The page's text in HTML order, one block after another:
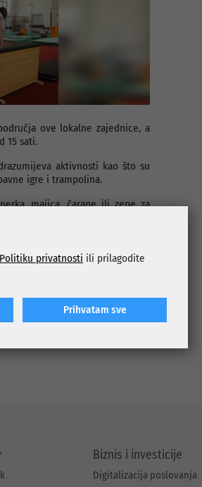
ove lokalne zajednice, a
15 sati.
aktivnosti kao što su
igre i trampolina.
majica, čarape ili zepe za
kao i sportske aktivnosti, od
da se svestrano i sistematski
nadogradnju elementarnih
možete dobiti putem mail-a:
Biznis i investicije
Digitalizacija poslovanja
Politiku privatnosti ili prilagodite
Prihvatam sve